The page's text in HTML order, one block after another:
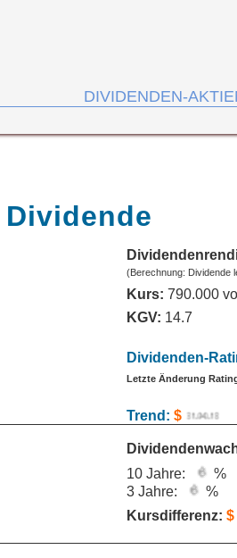
DIVIDENDEN-
(Berechnung: Dividende
Kurs: 790.000
KGV: 14.7
Dividenden-
Letzte Änderung
Trend: $
10 Jahre:
%
3 Jahre:
%
Kursdifferenz: $